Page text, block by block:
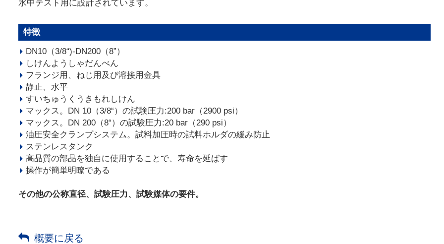
水中テスト用に設計されています。
特徴
DN10（3/8“)-DN200（8”）
しけんようしゃだんべん
フランジ用、ねじ用及び溶接用金具
静止、水平
すいちゅうくうきもれしけん
マックス。DN 10（3/8“）の試験圧力:200 bar（2900 psi）
マックス。DN 200（8“）の試験圧力:20 bar（290 psi）
油圧安全クランプシステム。試料加圧時の試料ホルダの緩み防止
ステンレスタンク
高品質の部品を独自に使用することで、寿命を延ばす
操作が簡単明瞭である
その他の公称直径、試験圧力、試験媒体の要件。
概要に戻る